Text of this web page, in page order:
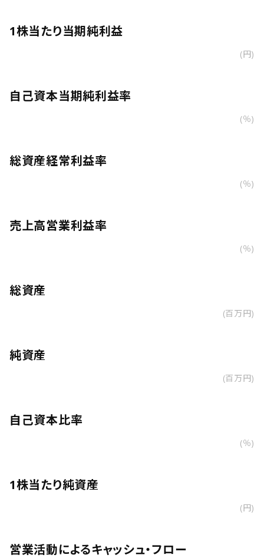
1株当たり当期純利益
(円)
自己資本当期純利益率
(％)
総資産経常利益率
(％)
売上高営業利益率
(％)
総資産
(百万円)
純資産
(百万円)
自己資本比率
(％)
1株当たり純資産
(円)
営業活動によるキャッシュ・フロー